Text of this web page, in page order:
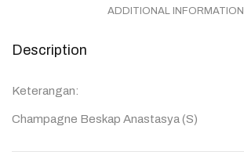
ADDITIONAL INFORMATION
Description
Keterangan:
Champagne Beskap Anastasya (S)